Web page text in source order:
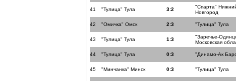
41 "Тулица" Тула 3:2
"Спарта"
Новгород
42 "Омичка" Омск 2:3 "Тулица" Тула
43 "Тулица" Тула 1:3
"Заречье-
Московская
44 "Тулица" Тула 0:3 "Динамо-Ак
45 "Минчанка" Минск 0:3 "Тулица" Тула